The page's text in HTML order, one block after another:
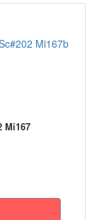
Mi167